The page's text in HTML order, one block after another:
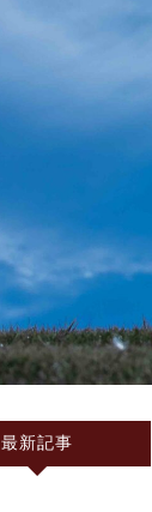
最新記事